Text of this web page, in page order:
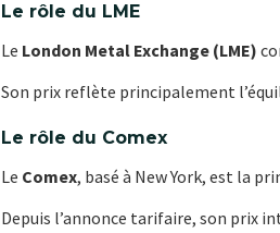
Le rôle du LME
Le London Metal Exchange (LME)
Son prix reflète principalement
Le rôle du Comex
Le Comex, basé à New York, est la
Depuis l’annonce tarifaire, son prix